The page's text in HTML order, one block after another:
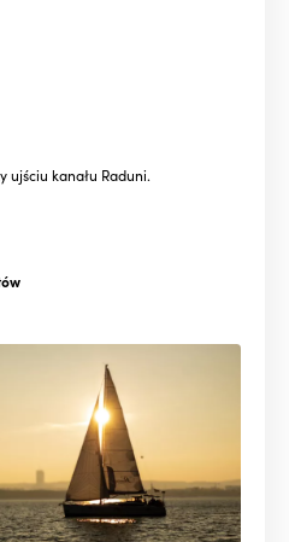
ujściu kanału Raduni.